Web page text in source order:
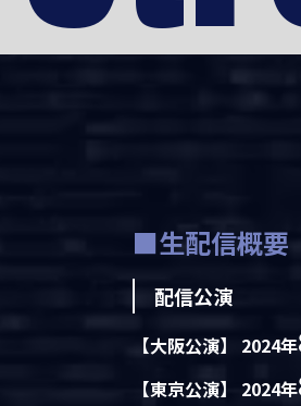
■生配信概要
配信公演
【大阪公演】 2024年
【東京公演】 2024年